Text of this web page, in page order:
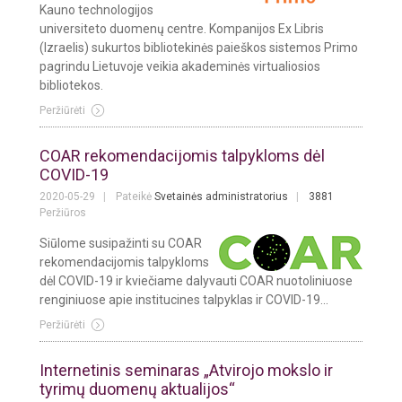
Kauno technologijos
universiteto duomenų centre. Kompanijos Ex Libris
(Izraelis) sukurtos bibliotekinės paieškos sistemos Primo
pagrindu Lietuvoje veikia akademinės virtualiosios
bibliotekos.
Peržiūrėti
COAR rekomendacijomis talpykloms dėl
COVID-19
2020-05-29 Pateikė Svetainės administratorius
3881
Peržiūros
Siūlome susipažinti su COAR
rekomendacijomis talpykloms
dėl COVID-19 ir kviečiame dalyvauti COAR nuotoliniuose
renginiuose apie institucines talpyklas ir COVID-19...
Peržiūrėti
Internetinis seminaras „Atvirojo mokslo ir
tyrimų duomenų aktualijos“